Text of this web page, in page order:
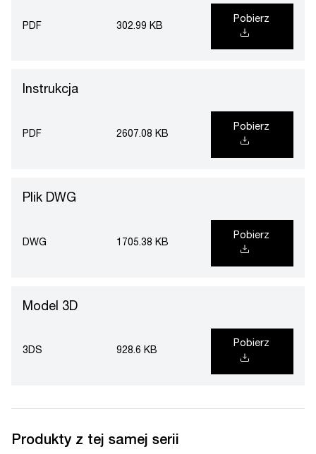
PDF 302.99 KB
Pobierz
Instrukcja
PDF 2607.08 KB
Pobierz
Plik DWG
DWG 1705.38 KB
Pobierz
Model 3D
3DS 928.6 KB
Pobierz
Produkty z tej samej serii